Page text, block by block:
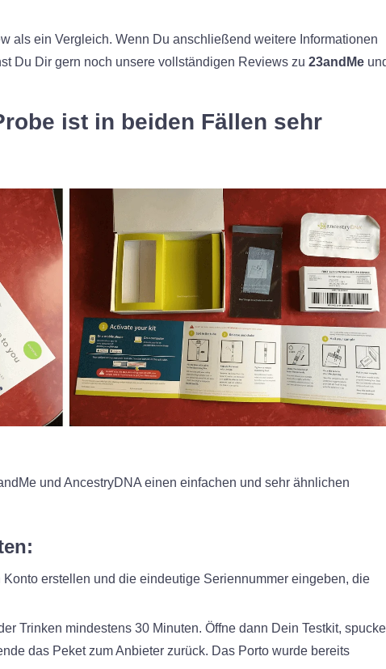
als ein Vergleich. Wenn Du anschließend weitere Informationen
Du Dir gern noch unsere vollständigen Reviews zu 23andMe
ist in beiden Fällen sehr
und AncestryDNA einen einfachen und sehr ähnlichen
erstellen und die eindeutige Seriennummer eingeben, die
Trinken mindestens 30 Minuten. Öffne dann Dein Testkit, spucke
das Peket zum Anbieter zurück. Das Porto wurde bereits